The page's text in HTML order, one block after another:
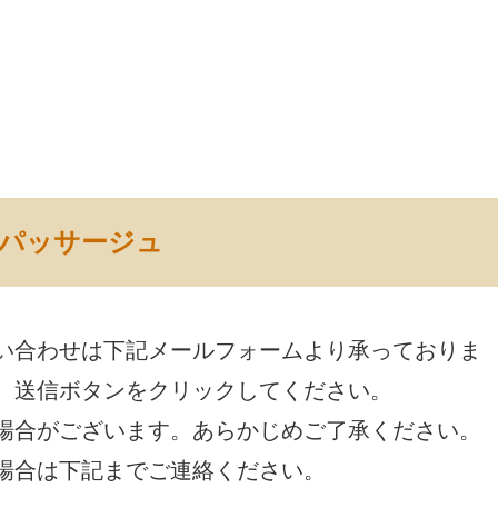
ッサージュ
合わせは下記メールフォームより承っておりま
信ボタンをクリックしてください。
がございます。あらかじめご了承ください。
は下記までご連絡ください。